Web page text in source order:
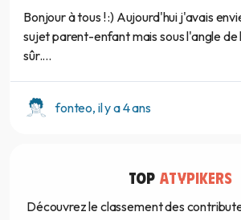
Bonjour à tous ! :) Aujourd'hui j'avais
sujet parent-enfant mais sous l'angle
sûr....
fonteo, il y a 4 ans
TOP ATYPIKERS
Découvrez le classement des